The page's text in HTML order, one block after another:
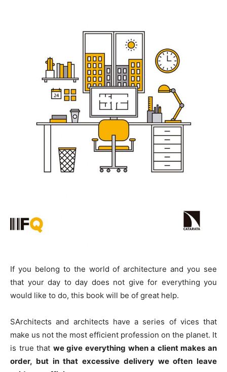
If you belong to the world of architecture and you see
that your day to day does not give for everything you
would like to do, this book will be of great help.
SArchitects and architects have a series of vices that
make us not the most efficient profession on the planet. It
is true that we give everything when a client makes an
order, but in that excessive delivery we often leave